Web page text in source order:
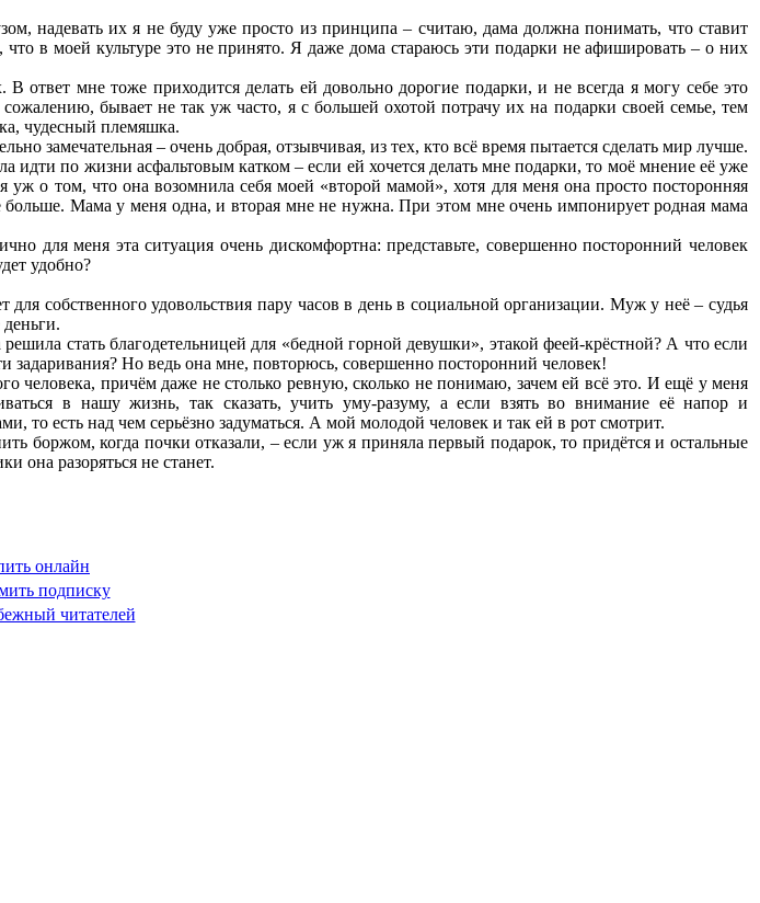
надевать их я не буду уже просто из принципа – считаю, дама должна понимать, что ставит
в моей культуре это не принято. Я даже дома стараюсь эти подарки не афишировать – о них
ответ мне тоже приходится делать ей довольно дорогие подарки, и не всегда я могу себе это
бывает не так уж часто, я с большей охотой потрачу их на подарки своей семье, тем
чудесный племяшка.
замечательная – очень добрая, отзывчивая, из тех, кто всё время пытается сделать мир лучше.
по жизни асфальтовым катком – если ей хочется делать мне подарки, то моё мнение её уже
уж о том, что она возомнила себя моей «второй мамой», хотя для меня она просто посторонняя
больше. Мама у меня одна, и вторая мне не нужна. При этом мне очень импонирует родная мама
для меня эта ситуация очень дискомфортна: представьте, совершенно посторонний человек
удобно?
для собственного удовольствия пару часов в день в социальной организации. Муж у неё – судья
стать благодетельницей для «бедной горной девушки», этакой феей-крёстной? А что если
задаривания? Но ведь она мне, повторюсь, совершенно посторонний человек!
человека, причём даже не столько ревную, сколько не понимаю, зачем ей всё это. И ещё у меня
в нашу жизнь, так сказать, учить уму-разуму, а если взять во внимание её напор и
то есть над чем серьёзно задуматься. А мой молодой человек и так ей в рот смотрит.
боржом, когда почки отказали, – если уж я приняла первый подарок, то придётся и остальные
она разоряться не станет.